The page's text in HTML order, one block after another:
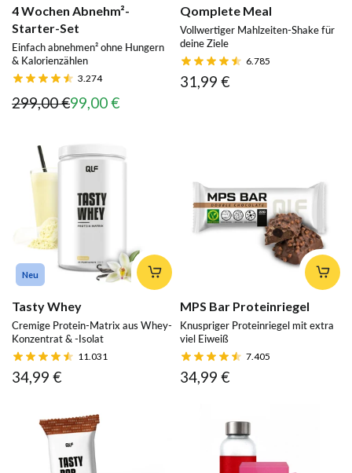
4 Wochen Abnehm²-
Starter-Set
Einfach abnehmen² ohne Hungern
& Kalorienzählen
3.274
299,00 €99,00 €
Qomplete Meal
Vollwertiger Mahlzeiten-Shake für
deine Ziele
6.785
31,99 €
Neu
Tasty Whey
Cremige Protein-Matrix aus Whey-
Konzentrat & -Isolat
11.031
34,99 €
MPS Bar Proteinriegel
Knuspriger Proteinriegel mit extra
viel Eiweiß
7.405
34,99 €